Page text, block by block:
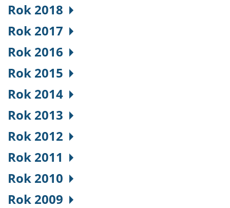
Rok 2018
Rok 2017
Rok 2016
Rok 2015
Rok 2014
Rok 2013
Rok 2012
Rok 2011
Rok 2010
Rok 2009